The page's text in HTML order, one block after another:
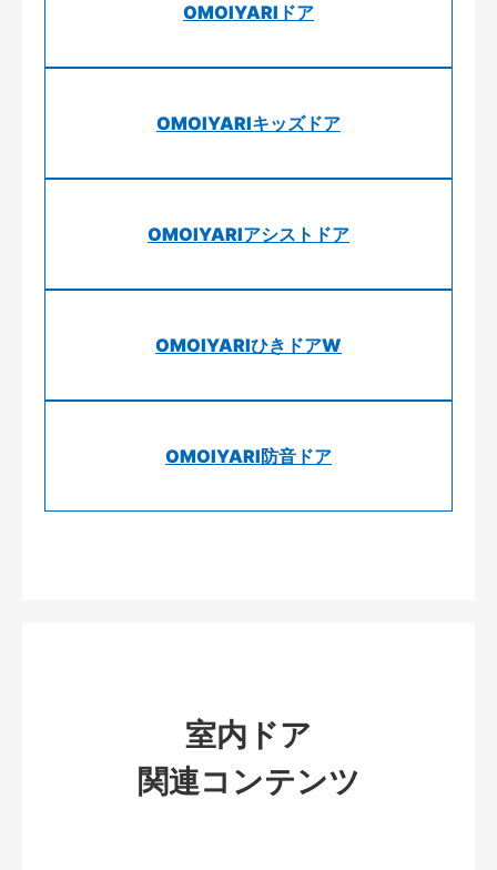
OMOIYARIドア
OMOIYARIキッズドア
OMOIYARIアシストドア
OMOIYARIひきドアW
OMOIYARI防音ドア
室内ドア
関連コンテンツ